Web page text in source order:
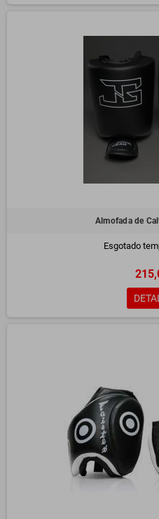
Almofada de
Esgotado